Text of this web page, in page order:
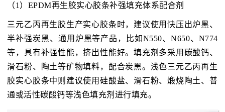
（1）EPDM再生胶实心胶条补强填充体系配合剂
三元乙丙再生胶生产实心胶条时，建议使用快压出炉黑、
半补强炭黑、通用炉黑等产品，比如N550、N650、N774
等，具有补强性能，挤出性能好。填充剂多采用碳酸钙、
滑石粉、陶土等矿物填料，配合炭黑。浅色三元乙丙再生
胶实心胶条中则建议使用硅酸盐、滑石粉、煅烧陶土、普
通或活性碳酸钙等浅色填充剂进行填充。